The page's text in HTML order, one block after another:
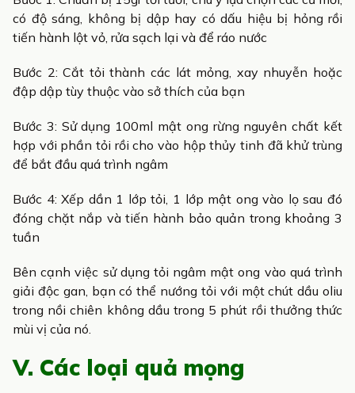
có độ sáng, không bị dập hay có dấu hiệu bị hỏng rồi
tiến hành lột vỏ, rửa sạch lại và để ráo nước
Bước 2: Cắt tỏi thành các lát mỏng, xay nhuyễn hoặc
đập dập tùy thuộc vào sở thích của bạn
Bước 3: Sử dụng 100ml mật ong rừng nguyên chất kết
hợp với phần tỏi rồi cho vào hộp thủy tinh đã khử trùng
để bắt đầu quá trình ngâm
Bước 4: Xếp dần 1 lớp tỏi, 1 lớp mật ong vào lọ sau đó
đóng chặt nắp và tiến hành bảo quản trong khoảng 3
tuần
Bên cạnh việc sử dụng tỏi ngâm mật ong vào quá trình
giải độc gan, bạn có thể nướng tỏi với một chút dầu oliu
trong nồi chiên không dầu trong 5 phút rồi thưởng thức
mùi vị của nó.
V. Các loại quả mọng